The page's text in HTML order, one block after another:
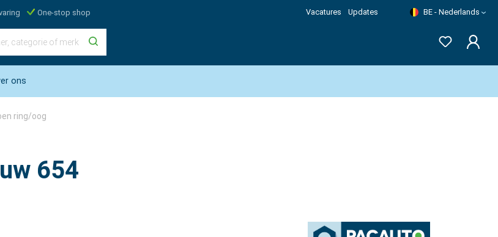
One-stop shop Vacatures Updates BE - Nederlands
ons
ring/oog
654